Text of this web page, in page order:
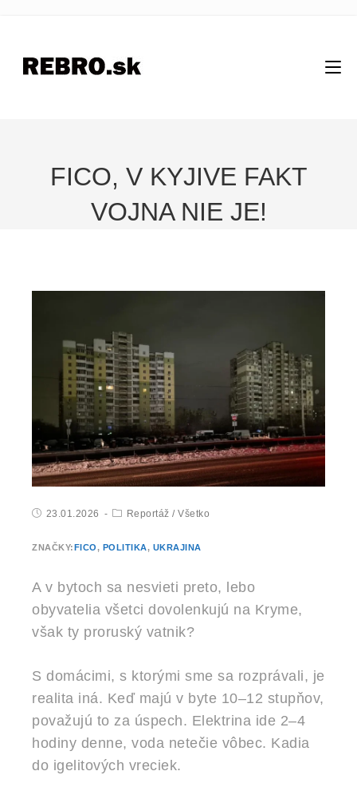
FICO, V KYJIVE FAKT
VOJNA NIE JE!
23.01.2026 Reportáž / Všetko
ZNAČKY:FICO, POLITIKA, UKRAJINA
A v bytoch sa nesvieti preto, lebo
obyvatelia všetci dovolenkujú na Kryme,
však ty proruský vatnik?
S domácimi, s ktorými sme sa rozprávali, je
realita iná. Keď majú v byte 10–12 stupňov,
považujú to za úspech. Elektrina ide 2–4
hodiny denne, voda netečie vôbec. Kadia
do igelitových vreciek.